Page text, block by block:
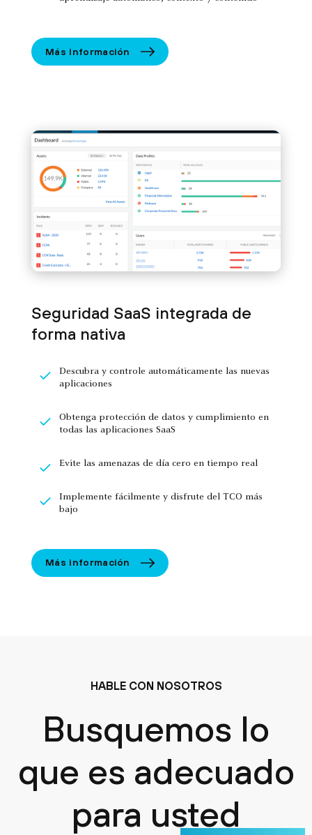
Más información
Seguridad SaaS integrada de
forma nativa
Descubra y controle automáticamente las nuevas
aplicaciones
Obtenga protección de datos y cumplimiento en
todas las aplicaciones SaaS
Evite las amenazas de día cero en tiempo real
Implemente fácilmente y disfrute del TCO más
bajo
Más información
HABLE CON NOSOTROS
Busquemos lo
que es adecuado
para usted